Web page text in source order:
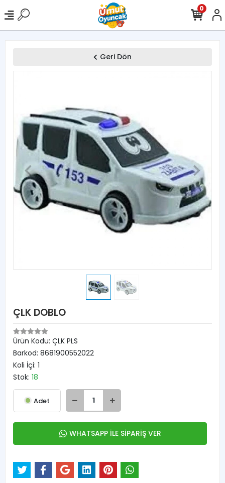
0
Geri Dön
ÇLK DOBLO
Ürün Kodu: ÇLK PLS
Barkod: 8681900552022
Koli İçi: 1
Stok: 18
Adet
WHATSAPP İLE SİPARİŞ VER